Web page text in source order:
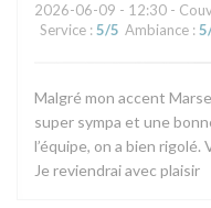
2026-06-09 - 12:30 -
Service : 5/5 Ambiance : 5
Malgré mon accent
super sympa et une
l’équipe, on a bien
Je reviendrai avec plaisir